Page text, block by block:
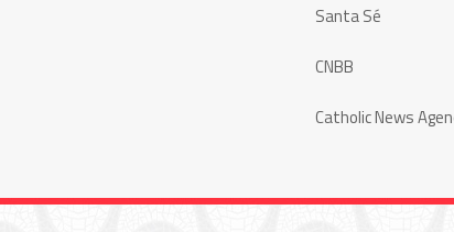
Santa Sé
CNBB
Catholic News